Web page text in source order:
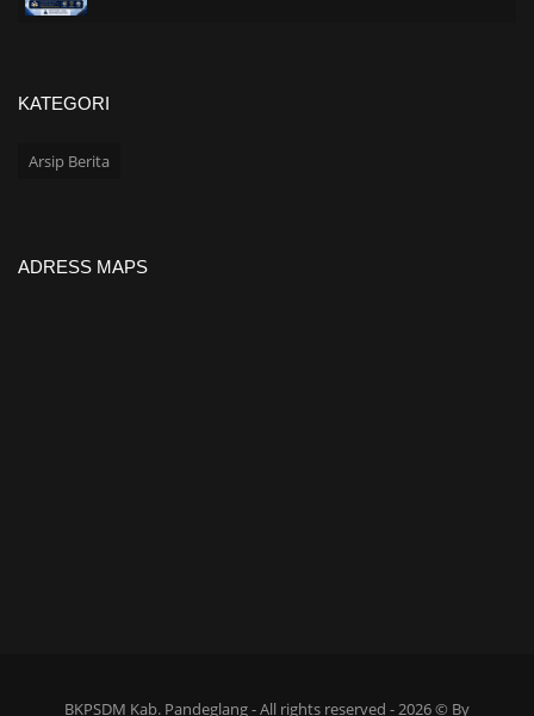
KATEGORI
Arsip Berita
ADRESS MAPS
BKPSDM Kab. Pandeglang - All rights reserved - 2026 © By